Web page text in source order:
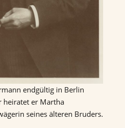
endgültig in Berlin
heiratet er Martha
seines älteren Bruders.